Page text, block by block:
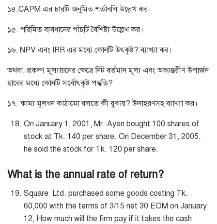
১৪.CAPM এর চারটি অনুমিত শর্তাবলি উল্লেখ কর।
১৫. পরিমিত ব্যবধানের পাঁচটি বৈশিষ্ট্য উল্লেখ কর।
১৬. NPV এবং IRR এর মধ্যে কোনটি উৎকৃষ্ট? ব্যাখ্যা কর।
অথবা, প্রকল্প মূল্যায়নের ক্ষেত্রে নিট বর্তমান মূল্য এবং অভ্যন্তরীণ উপার্জন
হারের মধ্যে কোনটি সর্বোৎকৃষ্ট পদ্ধতি?
১৭. কাম্য মূলধন কাঠামো বলতে কী বুঝায়? উদাহরণসহ ব্যাখ্যা কর।
On January 1, 2001, Mr. Ayen bought 100 shares of
stock at Tk. 140 per share. On December 31, 2005,
he sold the stock for Tk. 120 per share.
What is the annual rate of return?
Square Ltd. purchased some goods costing Tk.
60,000 with the terms of 3/15 net 30 EOM on January
12, How much will the firm pay if it takes the cash